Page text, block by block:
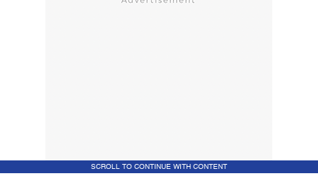
SCROLL TO CONTINUE WITH CONTENT